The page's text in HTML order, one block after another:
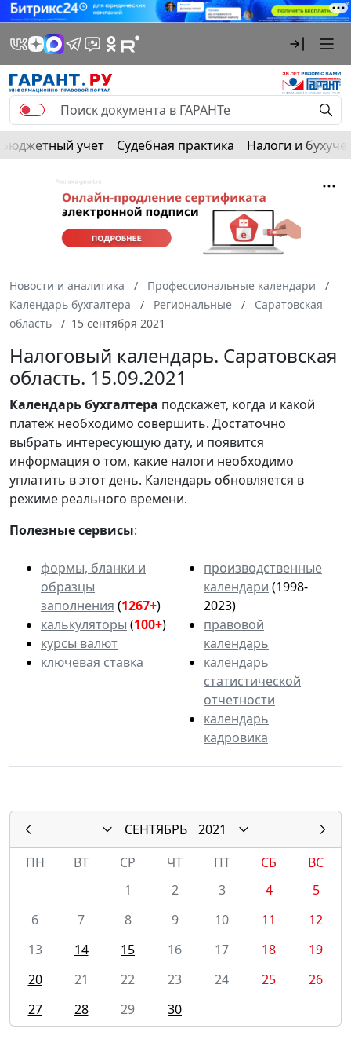
Бюджетный учет Судебная практика Налоги и
Новости и аналитика
Профессиональные календари
Календарь бухгалтера
Региональные
Саратовская
область
15 сентября 2021
Налоговый календарь. Саратовская
область. 15.09.2021
Календарьбухгалтера подскажет, когда и какой
платеж необходимо совершить. Достаточно
выбрать интересующую дату, и появится
информация о том, какие налоги необходимо
уплатить в этот день. Календарь обновляется в
режиме реального времени.
Полезные сервисы:
формы, бланки и
образцы
заполнения (1267+)
калькуляторы (100+)
курсы валют
ключевая ставка
производственные
календари (1998-
2023)
правовой
календарь
календарь
статистической
отчетности
календарь
кадровика
СЕНТЯБРЬ
2021
ПН
ВТ СР ЧТ ПТ СБ
ВС
1
2 3 4
5
6
7 8 9 10 11
12
13
14 15 16 17 18
19
20
21 22 23 24 25
26
27
28 29 30